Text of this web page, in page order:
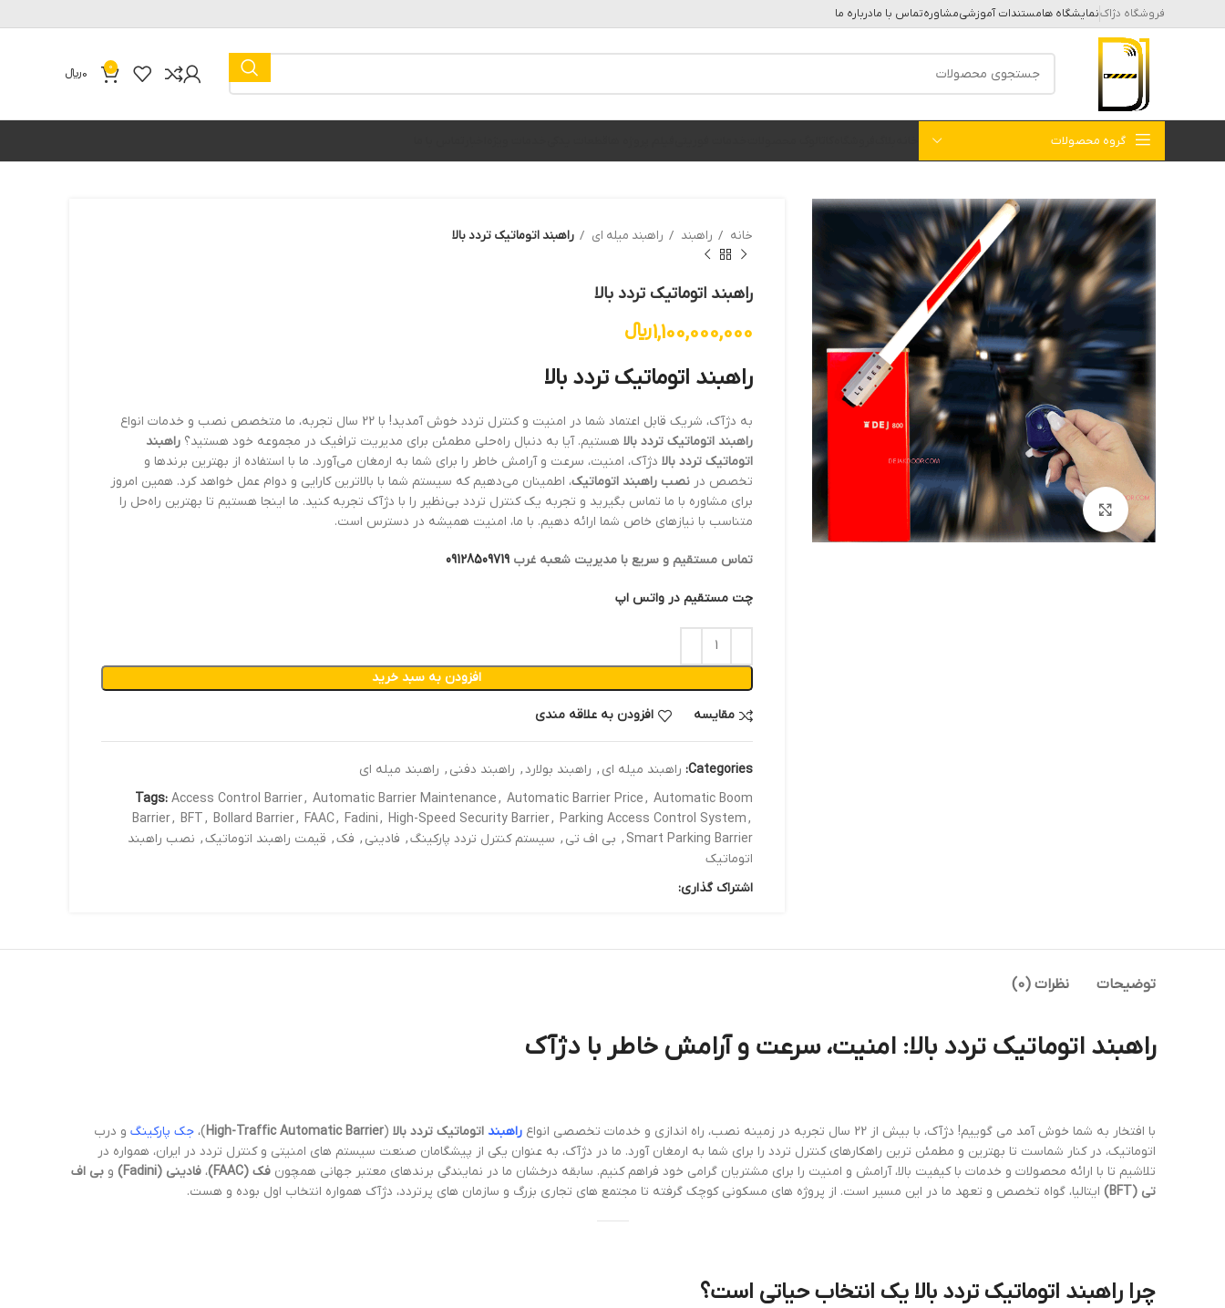
فروشگاه دژاکنمایشگاه هامستندات آموزشیمشاورهتماس با مادرباره ما
0
0﷼
گروه محصولات
بزرگنمایی تصویر
خانه راهبند راهبند میله ای راهبند اتوماتیک تردد بالا
راهبند اتوماتیک تردد بالا
1,100,000,000﷼
راهبند اتوماتیک تردد بالا
به دژآک، شریک قابل اعتماد شما در امنیت و کنترل تردد خوش آمدید! با 22 سال تجربه، ما متخصص نصب و خدمات انواع
راهبند اتوماتیک تردد بالا هستیم. آیا به دنبال راه‌حلی مطمئن برای مدیریت ترافیک در مجموعه خود هستید؟راهبند
اتوماتیک تردد بالا دژآک، امنیت، سرعت و آرامش خاطر را برای شما به ارمغان می‌آورد. ما با استفاده از بهترین برندها و
تخصص درنصب راهبند اتوماتیک، اطمینان می‌دهیم که سیستم شما با بالاترین کارایی و دوام عمل خواهد کرد. همین امروز
برای مشاوره با ما تماس بگیرید و تجربه یک کنترل تردد بی‌نظیر را با دژآک تجربه کنید. ما اینجا هستیم تا بهترین راه‌حل را
متناسب با نیازهای خاص شما ارائه دهیم. با ما، امنیت همیشه در دسترس است.
تماس مستقیم و سریع با مدیریت شعبه غرب09128509719
چت مستقیم در واتس اپ
افزودن به سبد خرید
مقایسه افزودن به علاقه مندی
Categories: راهبند میله ای , راهبند بولارد, راهبند دفنی , راهبند میله ای
Tags: Access Control Barrier, Automatic Barrier Maintenance, Automatic Barrier Price, Automatic Boom
Barrier, BFT, Bollard Barrier, FAAC, Fadini, High-Speed Security Barrier, Parking Access Control System,
Smart Parking Barrier
, بی اف تی , سیستم کنترل تردد پارکینگ, فادینی , فک, قیمت راهبند اتوماتیک, نصب راهبند
اتوماتیک
اشتراک گذاری:
توضیحات نظرات (0)
راهبند اتوماتیک تردد بالا: امنیت، سرعت و آرامش خاطر با دژآک
با افتخار به شما خوش آمد می گوییم! دژآک، با بیش از 22 سال تجربه در زمینه نصب، راه اندازی و خدمات تخصصی انواع راهبند اتوماتیک تردد بالا (
High-Traffic Automatic Barrier)، جک پارکینگ و درب
اتوماتیک، در کنار شماست تا بهترین و مطمئن ترین راهکارهای کنترل تردد را برای شما به ارمغان آورد. ما در دژآک، به عنوان یکی از پیشگامان صنعت سیستم های امنیتی و کنترل تردد در ایران، همواره در
تلاشیم تا با ارائه محصولات و خدمات با کیفیت بالا، آرامش و امنیت را برای مشتریان گرامی خود فراهم کنیم. سابقه درخشان ما در نمایندگی برندهای معتبر جهانی همچون فک (FAAC) ، فادینی (Fadini) و بی اف
تی (BFT)
ایتالیا، گواه تخصص و تعهد ما در این مسیر است. از پروژه های مسکونی کوچک گرفته تا مجتمع های تجاری بزرگ و سازمان های پرتردد، دژآک همواره انتخاب اول بوده و هست.
چرا راهبند اتوماتیک تردد بالا یک انتخاب حیاتی است؟